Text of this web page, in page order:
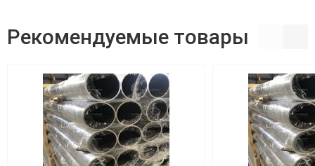
Рекомендуемые товары